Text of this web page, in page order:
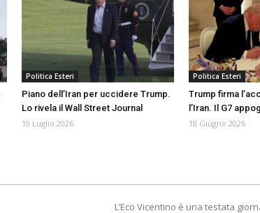
Politica Esteri
Piano dell’Iran per uccidere Trump.
Lo rivela il Wall Street Journal
10 Luglio 2026
Politica Esteri
Trump firma
l’Iran. Il G7
18 Giugno 2026
L’Eco Vicentino è una testata